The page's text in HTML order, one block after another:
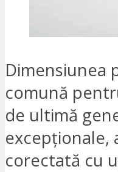
Dimensiunea
comună
de ultimă
excepționale,
corectată cu